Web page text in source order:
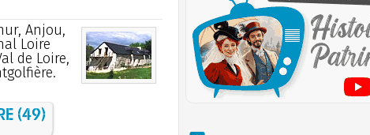
Anjou,
Loire
de Loire,
(49)